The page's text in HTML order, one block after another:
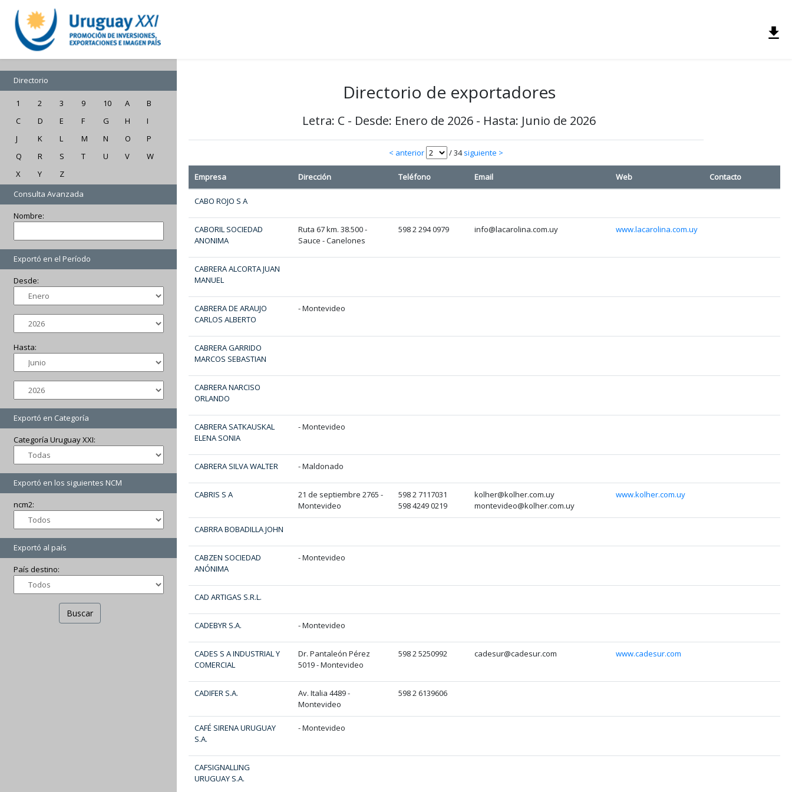
Directorio
1 2 3 9 10 A
B
C
D E F G H
I
J
K L M N O
P
Q
R S T U V
W
X
Y
Z
Consulta Avanzada
Nombre:
Exportó en el Período
Desde:
Hasta:
Exportó en Categoría
Categoría Uruguay XXI:
Exportó en los siguientes NCM
ncm2:
Exportó al país
País destino:
Buscar
Directorio de exportadores
Letra: C - Desde: Enero de 2026 - Hasta: Junio de 2026
< anterior / 34siguiente >
Empresa Dirección Teléfono Email Web Contacto
CABO ROJO S A
CABORIL SOCIEDAD
ANONIMA
Ruta 67 km. 38.500 -
Sauce - Canelones
598 2 294 0979 info@lacarolina.com.uy www.lacarolina.com.uy
CABRERA ALCORTA JUAN
MANUEL
CABRERA DE ARAUJO
CARLOS ALBERTO
- Montevideo
CABRERA GARRIDO
MARCOS SEBASTIAN
CABRERA NARCISO
ORLANDO
CABRERA SATKAUSKAL
ELENA SONIA
- Montevideo
CABRERA SILVA WALTER - Maldonado
CABRIS S A
21 de septiembre 2765 -
Montevideo
598 2 7117031
598 4249 0219
kolher@kolher.com.uy
montevideo@kolher.com.uy
www.kolher.com.uy
CABRRA BOBADILLA JOHN
CABZEN SOCIEDAD
ANÓNIMA
- Montevideo
CAD ARTIGAS S.R.L.
CADEBYR S.A. - Montevideo
CADES S A INDUSTRIAL Y
COMERCIAL
Dr. Pantaleón Pérez
5019 - Montevideo
598 2 5250992 cadesur@cadesur.com www.cadesur.com
CADIFER S.A.
Av. Italia 4489 -
Montevideo
598 2 6139606
CAFÉ SIRENA URUGUAY
S.A.
- Montevideo
CAFSIGNALLING
URUGUAY S.A.